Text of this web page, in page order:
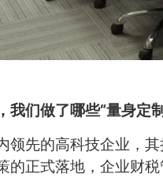
我们做了哪些“量身定
领先的高科技企业，
的正式落地，企业财